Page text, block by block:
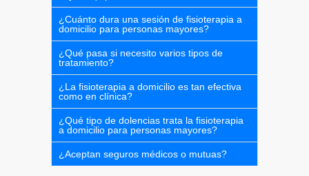
¿Cuánto dura una sesión de fisioterapia a
domicilio para personas mayores?
¿Qué pasa si necesito varios tipos de
tratamiento?
¿La fisioterapia a domicilio es tan efectiva
como en clínica?
¿Qué tipo de dolencias trata la fisioterapia
a domicilio para personas mayores?
¿Aceptan seguros médicos o mutuas?